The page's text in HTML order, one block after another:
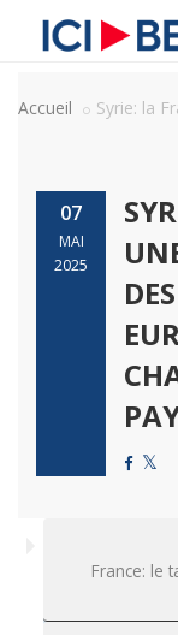
Accueil Syrie: la
07
MAI
2025
France: le